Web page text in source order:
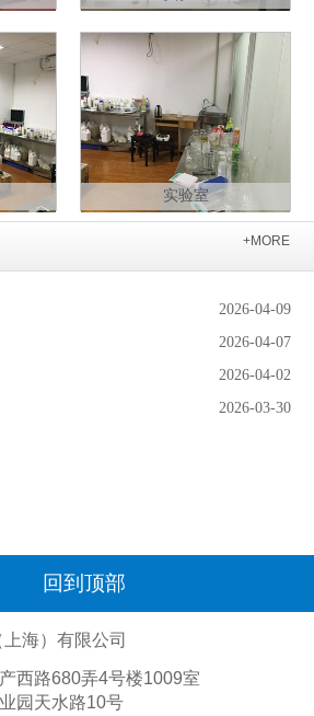
实验室
+MORE
2026-04-09
2026-04-07
2026-04-02
2026-03-30
回到顶部
海）有限公司
西路680弄4号楼1009室
园天水路10号